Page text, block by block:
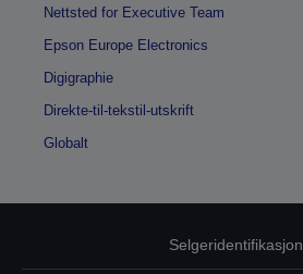
Nettsted for Executive Team
Epson Europe Electronics
Digigraphie
Direkte-til-tekstil-utskrift
Globalt
Selgeridentifikasjon